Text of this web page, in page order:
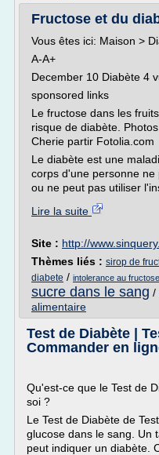
Fructose et du
Vous êtes ici: Maison >
A-A+
December 10 Diabète 4
sponsored links
Le fructose dans les
risque de diabète.
Cherie partir Fotolia.com
Le diabète est une
corps d'une personne
ou ne peut pas utiliser
Lire la suite
Site : http://
Thèmes liés : sirop de
diabete / intolerance au
sucre dans le sang /
alimentaire
Test de Diabète |
Commander en
Qu'est-ce que le Test de
soi ?
Le Test de Diabète de
glucose dans le sang. Un
peut indiquer un diabète.